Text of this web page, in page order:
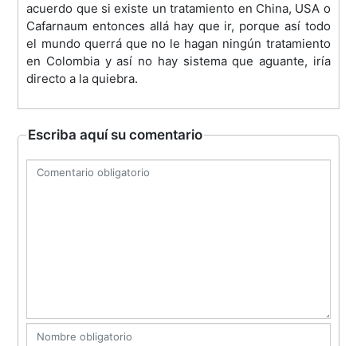
acuerdo que si existe un tratamiento en China, USA o
Cafarnaum entonces allá hay que ir, porque así todo
el mundo querrá que no le hagan ningún tratamiento
en Colombia y así no hay sistema que aguante, iría
directo a la quiebra.
Escriba aquí su comentario